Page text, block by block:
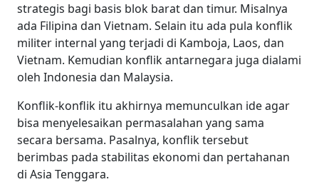
strategis bagi basis blok barat dan timur. Misalnya
ada Filipina dan Vietnam. Selain itu ada pula konflik
militer internal yang terjadi di Kamboja, Laos, dan
Vietnam. Kemudian konflik antarnegara juga dialami
oleh Indonesia dan Malaysia.
Konflik-konflik itu akhirnya memunculkan ide agar
bisa menyelesaikan permasalahan yang sama
secara bersama. Pasalnya, konflik tersebut
berimbas pada stabilitas ekonomi dan pertahanan
di Asia Tenggara.